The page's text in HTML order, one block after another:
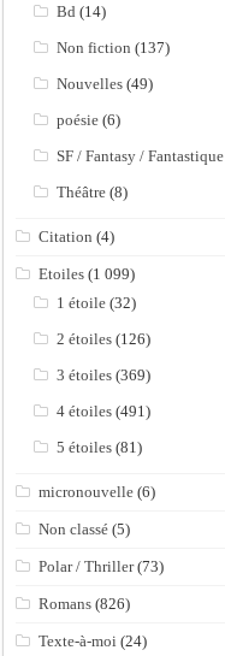
Bd (14)
Non fiction (137)
Nouvelles (49)
poésie (6)
SF / Fantasy / Fantastique
Théâtre (8)
Citation (4)
Etoiles (1 099)
1 étoile (32)
2 étoiles (126)
3 étoiles (369)
4 étoiles (491)
5 étoiles (81)
micronouvelle (6)
Non classé (5)
Polar / Thriller(73)
Romans (826)
Texte-à-moi (24)